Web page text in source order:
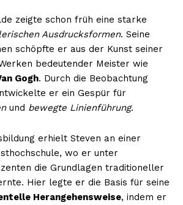
zeigte schon früh eine starke
Ausdrucksformen. Seine
schöpfte er aus der Kunst seiner
bedeutender Meister wie
Gogh. Durch die Beobachtung
er ein Gespür für
und bewegte Linienführung.
erhielt Steven an einer
wo er unter
die Grundlagen traditioneller
Hier legte er die Basis für seine
Herangehensweise, indem er